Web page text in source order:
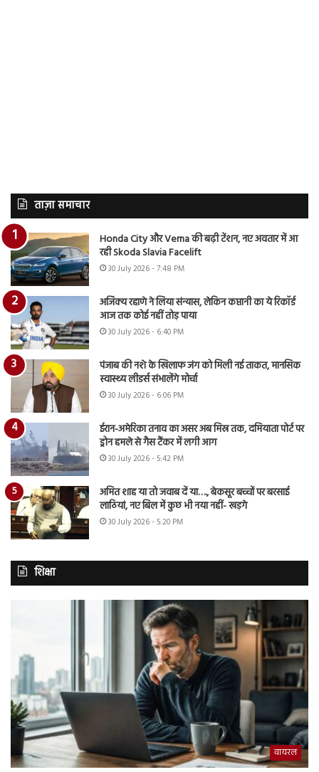
ताज़ा समाचार
Honda City और Verna की बढ़ी टेंशन, नए अवतार में आ
रही Skoda Slavia Facelift
30 July 2026 - 7:48 PM
अजिंक्य रहाणे ने लिया संन्यास, लेकिन कप्तानी का ये रिकॉर्ड
आज तक कोई नहीं तोड़ पाया
30 July 2026 - 6:40 PM
पंजाब की नशे के खिलाफ जंग को मिली नई ताकत, मानसिक
स्वास्थ्य लीडर्स संभालेंगे मोर्चा
30 July 2026 - 6:06 PM
ईरान-अमेरिका तनाव का असर अब मिस्र तक, दमियाता पोर्ट पर
ड्रोन हमले से गैस टैंकर में लगी आग
30 July 2026 - 5:42 PM
अमित शाह या तो जवाब दें या…., बेकसूर बच्चों पर बरसाई
लाठियां, नए बिल में कुछ भी नया नहीं- खड़गे
30 July 2026 - 5:20 PM
शिक्षा
वायरल